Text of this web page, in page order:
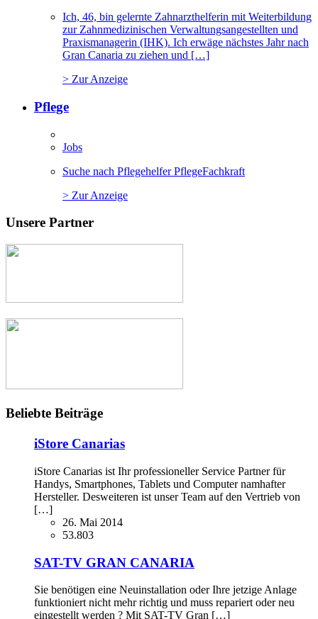
Ich, 46, bin gelernte Zahnarzthelferin mit Weiterbildung
zur Zahnmedizinischen Verwaltungsangestellten und
Praxismanagerin (IHK). Ich erwäge nächstes Jahr nach
Gran Canaria zu ziehen und […]
> Zur Anzeige
Pflege
Jobs
Suche nach Pflegehelfer PflegeFachkraft
> Zur Anzeige
Unsere Partner
Beliebte Beiträge
iStore Canarias
iStore Canarias ist Ihr professioneller Service Partner für
Handys, Smartphones, Tablets und Computer namhafter
Hersteller. Desweiteren ist unser Team auf den Vertrieb von
[…]
26. Mai 2014
53.803
SAT-TV GRAN CANARIA
Sie benötigen eine Neuinstallation oder Ihre jetzige Anlage
funktioniert nicht mehr richtig und muss repariert oder neu
eingestellt werden ? Mit SAT-TV Gran […]